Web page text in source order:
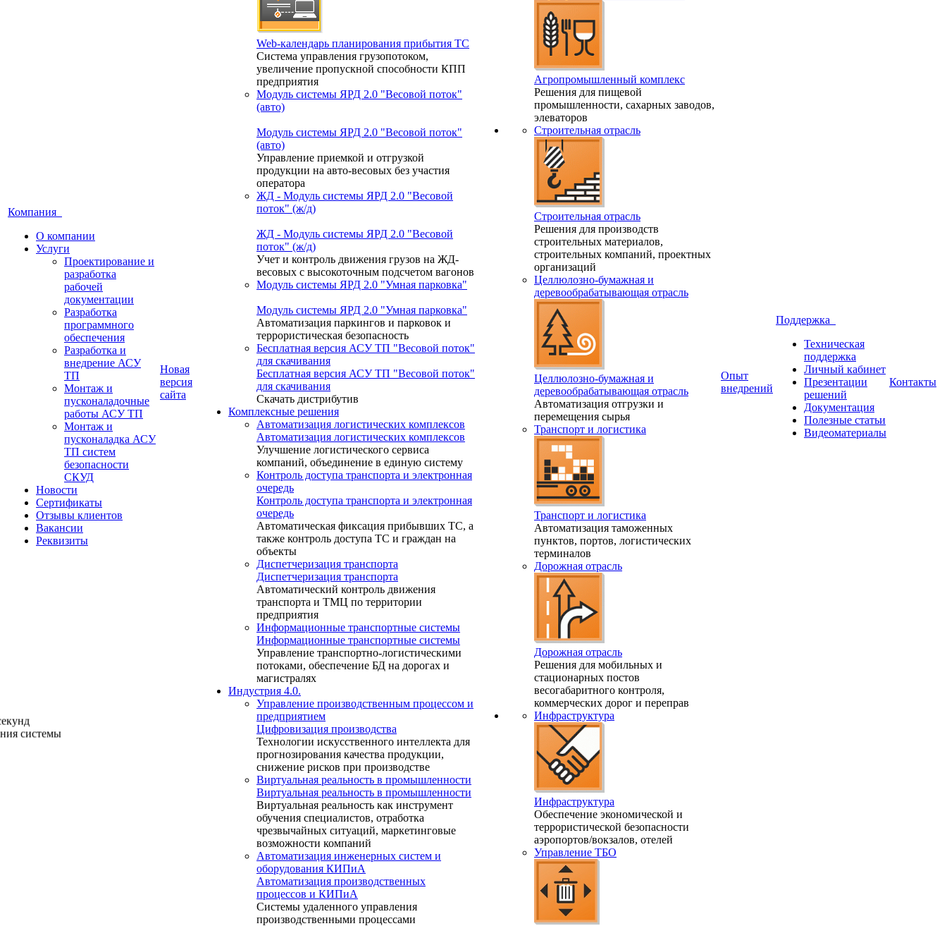
Компания
О компании
Услуги
Проектирование и
разработка
рабочей
документации
Разработка
программного
обеспечения
Разработка и
внедрение АСУ
ТП
Монтаж и
пусконаладочные
работы АСУ ТП
Монтаж и
пусконаладка АСУ
ТП систем
безопасности
СКУД
Новости
Сертификаты
Отзывы клиентов
Вакансии
Реквизиты
Новая
версия
сайта
Web-календарь планирования прибытия ТС
Система управления грузопотоком,
увеличение пропускной способности КПП
предприятия
Модуль системы ЯРД 2.0 "Весовой поток"
(авто)
Модуль системы ЯРД 2.0 "Весовой поток"
(авто)
Управление приемкой и отгрузкой
продукции на авто-весовых без участия
оператора
ЖД - Модуль системы ЯРД 2.0 "Весовой
поток" (ж/д)
ЖД - Модуль системы ЯРД 2.0 "Весовой
поток" (ж/д)
Учет и контроль движения грузов на ЖД-
весовых с высокоточным подсчетом вагонов
Модуль системы ЯРД 2.0 "Умная парковка"
Модуль системы ЯРД 2.0 "Умная парковка"
Автоматизация паркингов и парковок и
террористическая безопасность
Бесплатная версия АСУ ТП "Весовой поток"
для скачивания
Бесплатная версия АСУ ТП "Весовой поток"
для скачивания
Скачать дистрибутив
Комплексные решения
Автоматизация логистических комплексов
Автоматизация логистических комплексов
Улучшение логистического сервиса
компаний, объединение в единую систему
Контроль доступа транспорта и электронная
очередь
Контроль доступа транспорта и электронная
очередь
Автоматическая фиксация прибывших ТС, а
также контроль доступа ТС и граждан на
объекты
Диспетчеризация транспорта
Диспетчеризация транспорта
Автоматический контроль движения
транспорта и ТМЦ по территории
предприятия
Информационные транспортные системы
Информационные транспортные системы
Управление транспортно-логистическими
потоками, обеспечение БД на дорогах и
магистралях
Индустрия 4.0.
Управление производственным процессом и
предприятием
Цифровизация производства
Технологии искусственного интеллекта для
прогнозирования качества продукции,
снижение рисков при производстве
Виртуальная реальность в промышленности
Виртуальная реальность в промышленности
Виртуальная реальность как инструмент
обучения специалистов, отработка
чрезвычайных ситуаций, маркетинговые
возможности компаний
Автоматизация инженерных систем и
оборудования КИПиА
Автоматизация производственных
процессов и КИПиА
Системы удаленного управления
производственными процессами
Агропромышленный комплекс
Решения для пищевой
промышленности, сахарных заводов,
элеваторов
Строительная отрасль
Строительная отрасль
Решения для производств
строительных материалов,
строительных компаний, проектных
организаций
Целлюлозно-бумажная и
деревообрабатывающая отрасль
Целлюлозно-бумажная и
деревообрабатывающая отрасль
Автоматизация отгрузки и
перемещения сырья
Транспорт и логистика
Транспорт и логистика
Автоматизация таможенных
пунктов, портов, логистических
терминалов
Дорожная отрасль
Дорожная отрасль
Решения для мобильных и
стационарных постов
весогабаритного контроля,
коммерческих дорог и переправ
Инфраструктура
Инфраструктура
Обеспечение экономической и
террористической безопасности
аэропортов/вокзалов, отелей
Управление ТБО
Опыт
внедрений
Поддержка
Техническая
поддержка
Личный кабинет
Презентации
решений
Документация
Полезные статьи
Видеоматериалы
Контакты
системы